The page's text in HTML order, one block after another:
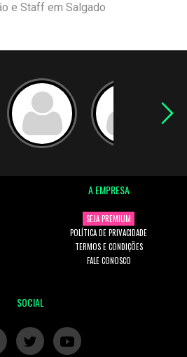
e Staff em Salgado
A EMPRESA
SEJA PREMIUM
POLÍTICA DE PRIVACIDADE
TERMOS E CONDIÇÕES
FALE CONOSCO
SOCIAL